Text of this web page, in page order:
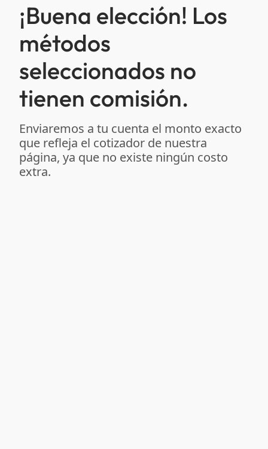
¡Buena elección! Los
métodos
seleccionados no
tienen comisión.
Enviaremos a tu cuenta el monto exacto
que refleja el cotizador de nuestra
página, ya que no existe ningún costo
extra.